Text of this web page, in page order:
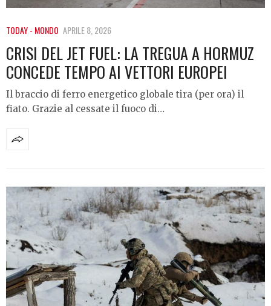
TODAY - MONDO APRILE 8, 2026
CRISI DEL JET FUEL: LA TREGUA A HORMUZ
CONCEDE TEMPO AI VETTORI EUROPEI
Il braccio di ferro energetico globale tira (per ora) il
fiato. Grazie al cessate il fuoco di…